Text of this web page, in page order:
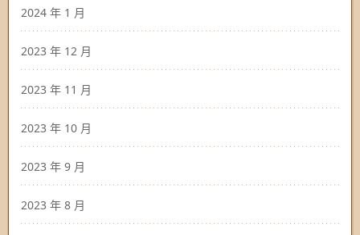
2024 年 1 月
2023 年 12 月
2023 年 11 月
2023 年 10 月
2023 年 9 月
2023 年 8 月